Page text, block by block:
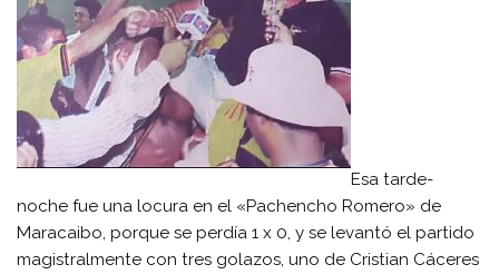
Esa tarde-
noche fue una locura en el «Pachencho Romero» de
Maracaibo, porque se perdía 1 x 0, y se levantó el partido
magistralmente con tres golazos, uno de Cristian Cáceres